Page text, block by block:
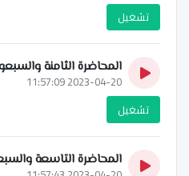
تشغيل
المحاضرة الثامنة
2023-04-20 11:57:09
تشغيل
المحاضرة التاسعة